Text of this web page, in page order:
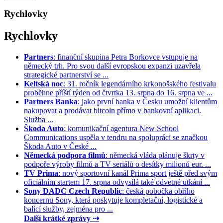
Rychlovky
Rychlovky
Partners: finanční skupina Petra Borkovce vstupuje na
německý trh. Pro svou další evropskou expanzi uzavřela
strategické partnerství se ...
Keltská noc: 31. ročník legendárního krkonošského festivalu
proběhne příští týden od čtvrtka 13. srpna do 16. srpna ve ...
Partners Banka: jako první banka v Česku umožní klientům
nakupovat a prodávat bitcoin přímo v bankovní aplikaci.
Služba ...
Škoda Auto: komunikační agentura New School
Communications uspěla v tendru na spolupráci se značkou
Škoda Auto v České ...
Německá podpora filmů: německá vláda plánuje škrty v
podpoře výroby filmů a TV seriálů o desítky milionů eur. ...
TV Prima: nový sportovní kanál Prima sport ještě před svým
oficiálním startem 17. srpna odvysílá také odvetné utkání ...
Sony DADC Czech Republic: česká pobočka obřího
koncernu Sony, která poskytuje kompletační, logistické a
balící služby, zejména pro ...
Další krátké zprávy ⇢